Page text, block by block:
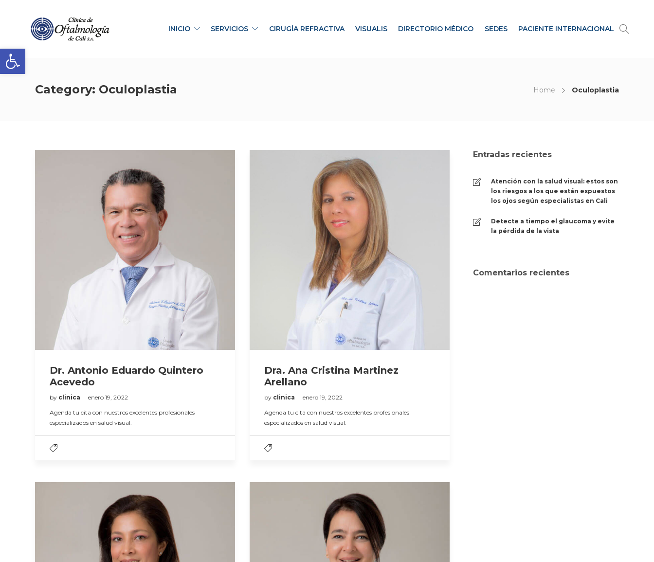
Abrir barra de herramientas
INICIO SERVICIOS CIRUGÍA REFRACTIVA VISUALIS DIRECTORIO MÉDICO SEDES PACIENTE INTERNACIONAL
Category: Oculoplastia Home Oculoplastia
Dr. Antonio Eduardo Quintero
Acevedo
by clinica enero 19, 2022
Agenda tu cita con nuestros excelentes profesionales
especializados en salud visual.
Dra. Ana Cristina Martinez
Arellano
by clinica enero 19, 2022
Agenda tu cita con nuestros excelentes profesionales
especializados en salud visual.
Entradas recientes
Atención con la salud visual: estos son
los riesgos a los que están expuestos
los ojos según especialistas en Cali
Detecte a tiempo el glaucoma y evite
la pérdida de la vista
Comentarios recientes